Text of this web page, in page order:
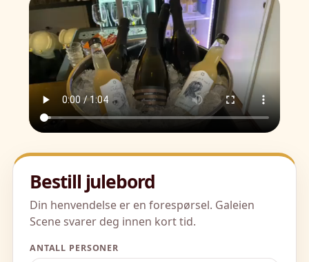
Bestill julebord
Din henvendelse er en forespørsel. Galeien
Scene svarer deg innen kort tid.
ANTALL PERSONER